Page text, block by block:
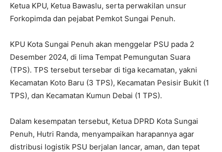
Ketua KPU, Ketua Bawaslu, serta perwakilan unsur
Forkopimda dan pejabat Pemkot Sungai Penuh.
KPU Kota Sungai Penuh akan menggelar PSU pada 2
Desember 2024, di lima Tempat Pemungutan Suara
(TPS). TPS tersebut tersebar di tiga kecamatan, yakni
Kecamatan Koto Baru (3 TPS), Kecamatan Pesisir Bukit (1
TPS), dan Kecamatan Kumun Debai (1 TPS).
Dalam kesempatan tersebut, Ketua DPRD Kota Sungai
Penuh, Hutri Randa, menyampaikan harapannya agar
distribusi logistik PSU berjalan lancar, aman, dan tepat